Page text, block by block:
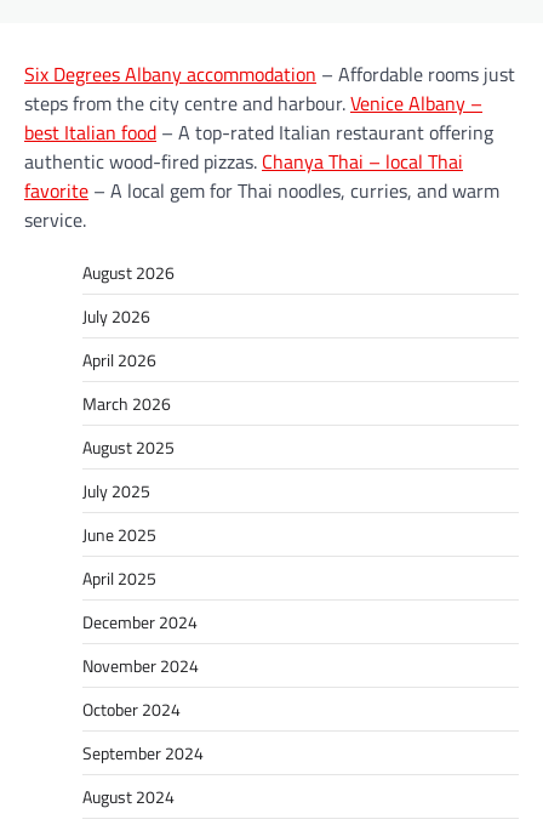
Six Degrees Albany accommodation – Affordable rooms just
steps from the city centre and harbour.Venice Albany –
best Italian food – A top-rated Italian restaurant offering
authentic wood-fired pizzas. Chanya Thai – local Thai
favorite – A local gem for Thai noodles, curries, and warm
service.
August 2026
July 2026
April 2026
March 2026
August 2025
July 2025
June 2025
April 2025
December 2024
November 2024
October 2024
September 2024
August 2024